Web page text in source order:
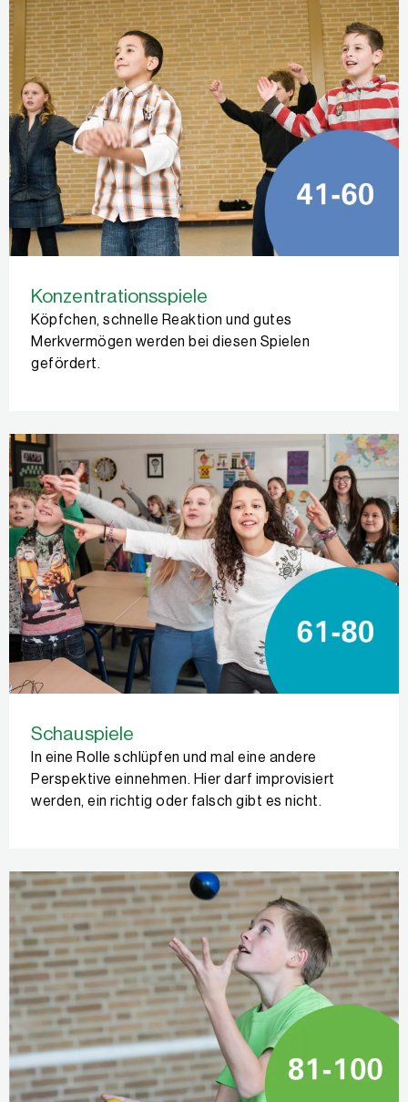
Konzentrationsspiele
Köpfchen, schnelle Reaktion und gutes
Merkvermögen werden bei diesen Spielen
gefördert.
Schauspiele
In eine Rolle schlüpfen und mal eine andere
Perspektive einnehmen. Hier darf improvisiert
werden, ein richtig oder falsch gibt es nicht.